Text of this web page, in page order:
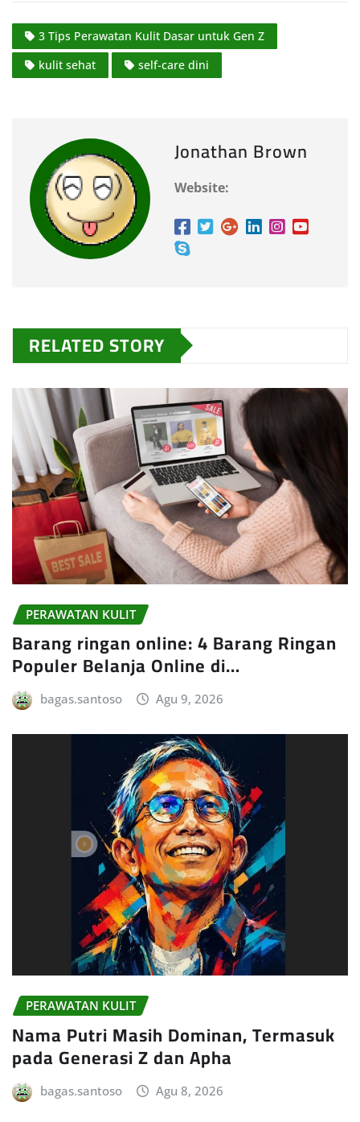
3 Tips Perawatan Kulit Dasar untuk Gen Z
kulit sehat
self-care dini
Jonathan Brown
Website:
RELATED STORY
PERAWATAN KULIT
Barang ringan online: 4 Barang Ringan
Populer Belanja Online di…
bagas.santoso Agu 9, 2026
PERAWATAN KULIT
Nama Putri Masih Dominan, Termasuk
pada Generasi Z dan Apha
bagas.santoso Agu 8, 2026